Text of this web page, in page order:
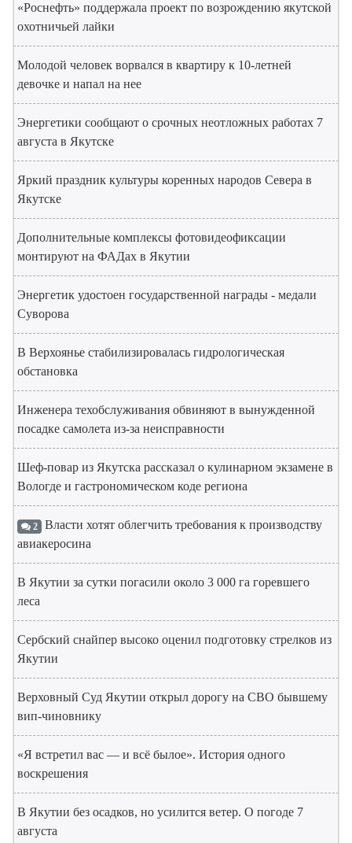
«Роснефть» поддержала проект по возрождению якутской
охотничьей лайки
Молодой человек ворвался в квартиру к 10-летней
девочке и напал на нее
Энергетики сообщают о срочных неотложных работах 7
августа в Якутске
Яркий праздник культуры коренных народов Севера в
Якутске
Дополнительные комплексы фотовидеофиксации
монтируют на ФАДах в Якутии
Энергетик удостоен государственной награды - медали
Суворова
В Верхоянье стабилизировалась гидрологическая
обстановка
Инженера техобслуживания обвиняют в вынужденной
посадке самолета из-за неисправности
Шеф-повар из Якутска рассказал о кулинарном экзамене в
Вологде и гастрономическом коде региона
2 Власти хотят облегчить требования к производству
авиакеросина
В Якутии за сутки погасили около 3 000 га горевшего
леса
Сербский снайпер высоко оценил подготовку стрелков из
Якутии
Верховный Суд Якутии открыл дорогу на СВО бывшему
вип-чиновнику
«Я встретил вас — и всё былое». История одного
воскрешения
В Якутии без осадков, но усилится ветер. О погоде 7
августа